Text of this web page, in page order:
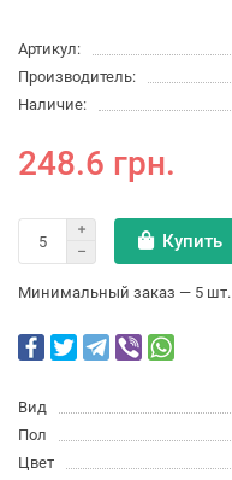
Артикул:
Производитель:
Наличие:
248.6 грн.
Купить
Минимальный заказ — 5 шт.
Вид
Пол
Цвет